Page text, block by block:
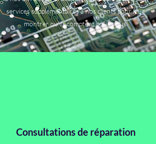
services supplémentaires à nos clients pour leur
montrer qu'ils comptent pour nous.
Consultations de réparation